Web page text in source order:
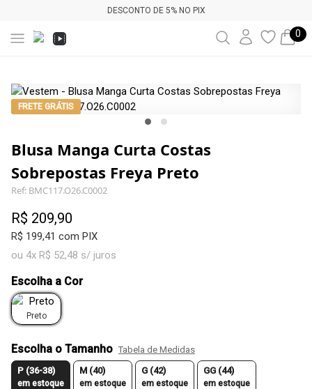
DESCONTO DE 5% NO PIX
0
FRETE GRÁTIS
Blusa Manga Curta Costas
Sobrepostas Freya Preto
Ref: BMC117.O26.C0002
R$ 209,90
R$ 199,41 com PIX
ou 4x R$ 52,48 s/ juros
Escolha a Cor
Preto
Escolha o Tamanho Tabela de Medidas
P (36-38)
em estoque
M (40)
em estoque
G (42)
em estoque
GG (44)
em estoque